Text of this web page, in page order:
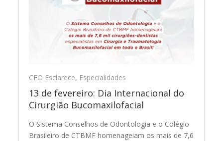
CFO Esclarece, Especialidades
13 de fevereiro: Dia Internacional do
Cirurgião Bucomaxilofacial
O Sistema Conselhos de Odontologia e o Colégio
Brasileiro de CTBMF homenageiam os mais de 7,6